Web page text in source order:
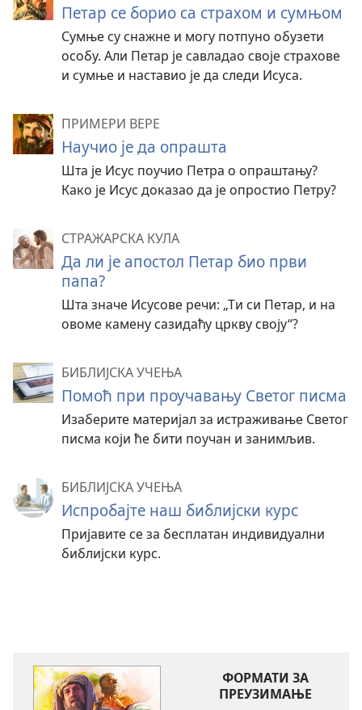
Петар се борио са страхом и сумњом
Сумње су снажне и могу потпуно обузети
особу. Али Петар је савладао своје страхове
и сумње и наставио је да следи Исуса.
ПРИМЕРИ ВЕРЕ
Научио је да опрашта
Шта је Исус поучио Петра о опраштању?
Како је Исус доказао да је опростио Петру?
СТРАЖАРСКА КУЛА
Да ли је апостол Петар био први
папа?
Шта значе Исусове речи: „Ти си Петар, и на
овоме камену сазидаћу цркву своју“?
БИБЛИЈСКА УЧЕЊА
Помоћ при проучавању Светог писма
Изаберите материјал за истраживање Светог
писма који ће бити поучан и занимљив.
БИБЛИЈСКА УЧЕЊА
Испробајте наш библијски курс
Пријавите се за бесплатан индивидуални
библијски курс.
ФОРМАТИ ЗА
ПРЕУЗИМАЊЕ